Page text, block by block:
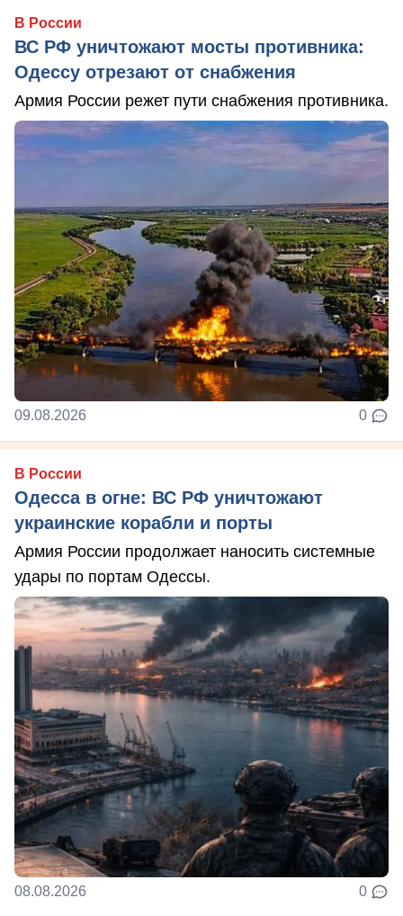
В России
ВС РФ уничтожают мосты противника:
Одессу отрезают от снабжения
Армия России режет пути снабжения противника.
09.08.2026 0
В России
Одесса в огне: ВС РФ уничтожают
украинские корабли и порты
Армия России продолжает наносить системные
удары по портам Одессы.
08.08.2026 0